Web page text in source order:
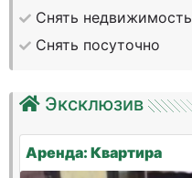
Снять недвижимость
Снять посуточно
Эксклюзив
Аренда: Квартира